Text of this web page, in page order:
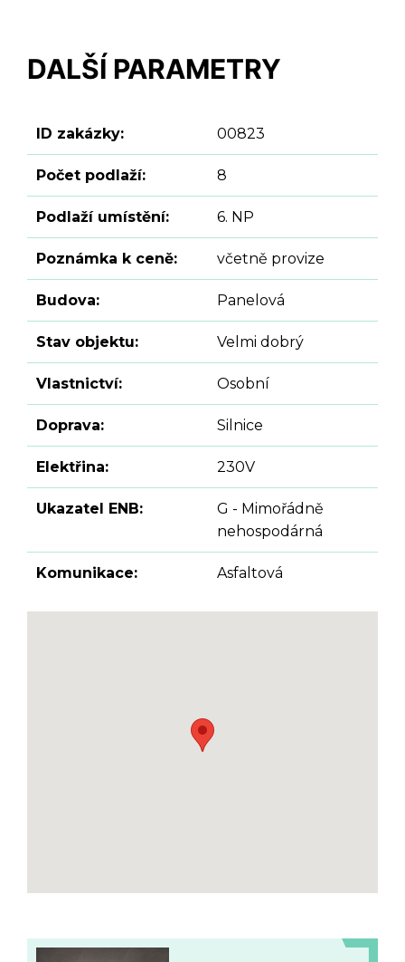
DALŠÍ PARAMETRY
ID zakázky: 00823
Počet podlaží: 8
Podlaží umístění: 6. NP
Poznámka k ceně: včetně provize
Budova: Panelová
Stav objektu: Velmi dobrý
Vlastnictví: Osobní
Doprava: Silnice
Elektřina: 230V
Ukazatel ENB:
G - Mimořádně
nehospodárná
Komunikace: Asfaltová